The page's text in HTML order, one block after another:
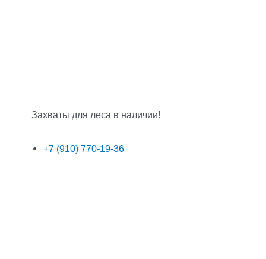
Захваты для леса в наличии!
+7 (910) 770-19-36